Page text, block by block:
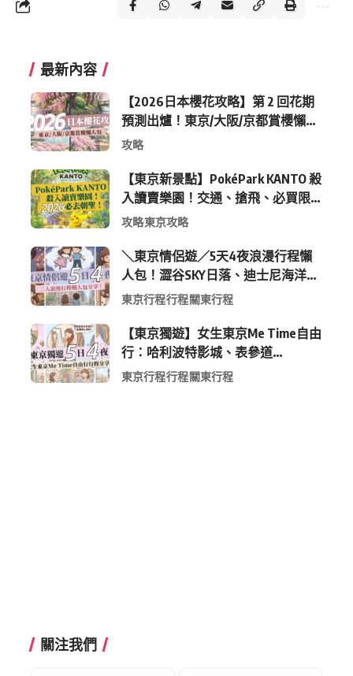
最新內容
【2026日本櫻花攻略】第 2 回花期
預測出爐！東京/大阪/京都賞櫻懶人
包 (附最新時間表)
攻略
【東京新景點】PokéPark KANTO 殺
入讀賣樂園！交通、搶飛、必買限
定周邊全攻略
攻略東京攻略
＼東京情侶遊／5天4夜浪漫行程懶
人包！澀谷SKY日落、迪士尼海洋、
中目黑高質感咖啡廳全收錄
東京行程行程關東行程
【東京獨遊】女生東京Me Time自由
行：哈利波特影城、表參道
Shopping 與下北澤尋寶5日4夜慢活
東京行程行程關東行程
關注我們